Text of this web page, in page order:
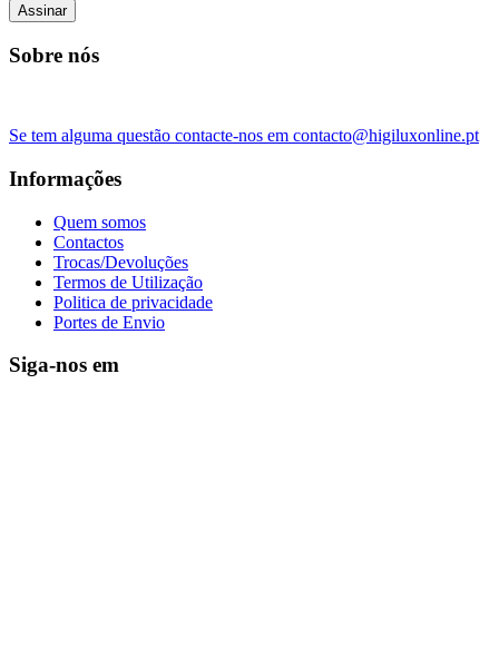
Assinar
Sobre nós
Se tem alguma questão contacte-nos em contacto@higiluxonline.pt
Informações
Quem somos
Contactos
Trocas/Devoluções
Termos de Utilização
Politica de privacidade
Portes de Envio
Siga-nos em